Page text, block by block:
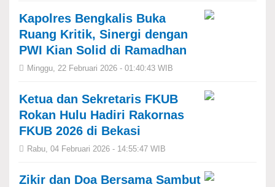
Kapolres Bengkalis Buka
Ruang Kritik, Sinergi dengan
PWI Kian Solid di Ramadhan
Minggu, 22 Februari 2026 - 01:40:43 WIB
Ketua dan Sekretaris FKUB
Rokan Hulu Hadiri Rakornas
FKUB 2026 di Bekasi
Rabu, 04 Februari 2026 - 14:55:47 WIB
Zikir dan Doa Bersama Sambut